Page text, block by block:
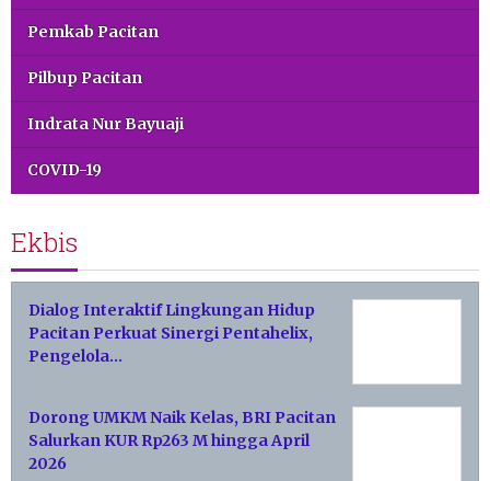
Pemkab Pacitan
Pilbup Pacitan
Indrata Nur Bayuaji
COVID-19
Ekbis
Dialog Interaktif Lingkungan Hidup
Pacitan Perkuat Sinergi Pentahelix,
Pengelola…
Dorong UMKM Naik Kelas, BRI Pacitan
Salurkan KUR Rp263 M hingga April
2026